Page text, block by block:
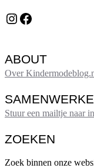
Instagram Facebook
ABOUT
Over
Stuur een mailtje naar
ZOEKEN
Zoek binnen onze